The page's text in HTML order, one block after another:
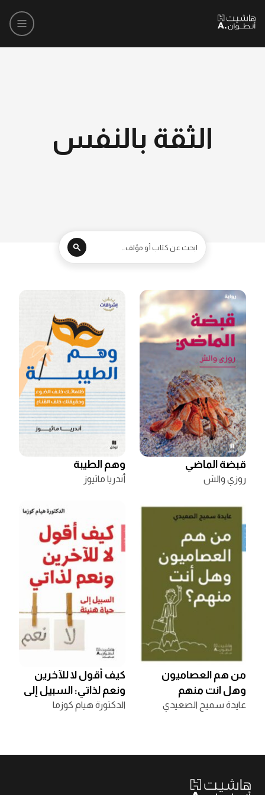
الثقة بالنفس
قبضة الماضي
روزي والش
وهم الطيبة
أندريا ماثيوز
من هم العصاميون
وهل انت منهم
عايدة سميح الصعيدي
كيف أقول لا للآخرين
ونعم لذاتي: السبيل إلى
حياة هنيئة
الدكتورة هيام كوزما